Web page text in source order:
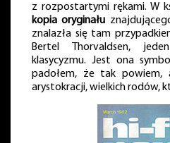
z rozpostartymi rękami. W
kopia oryginału
znalazła się tam
Bertel Thorvaldsen,
klasycyzmu. Jest ona
padołem, że tak
arystokracji, wielkich rodów,